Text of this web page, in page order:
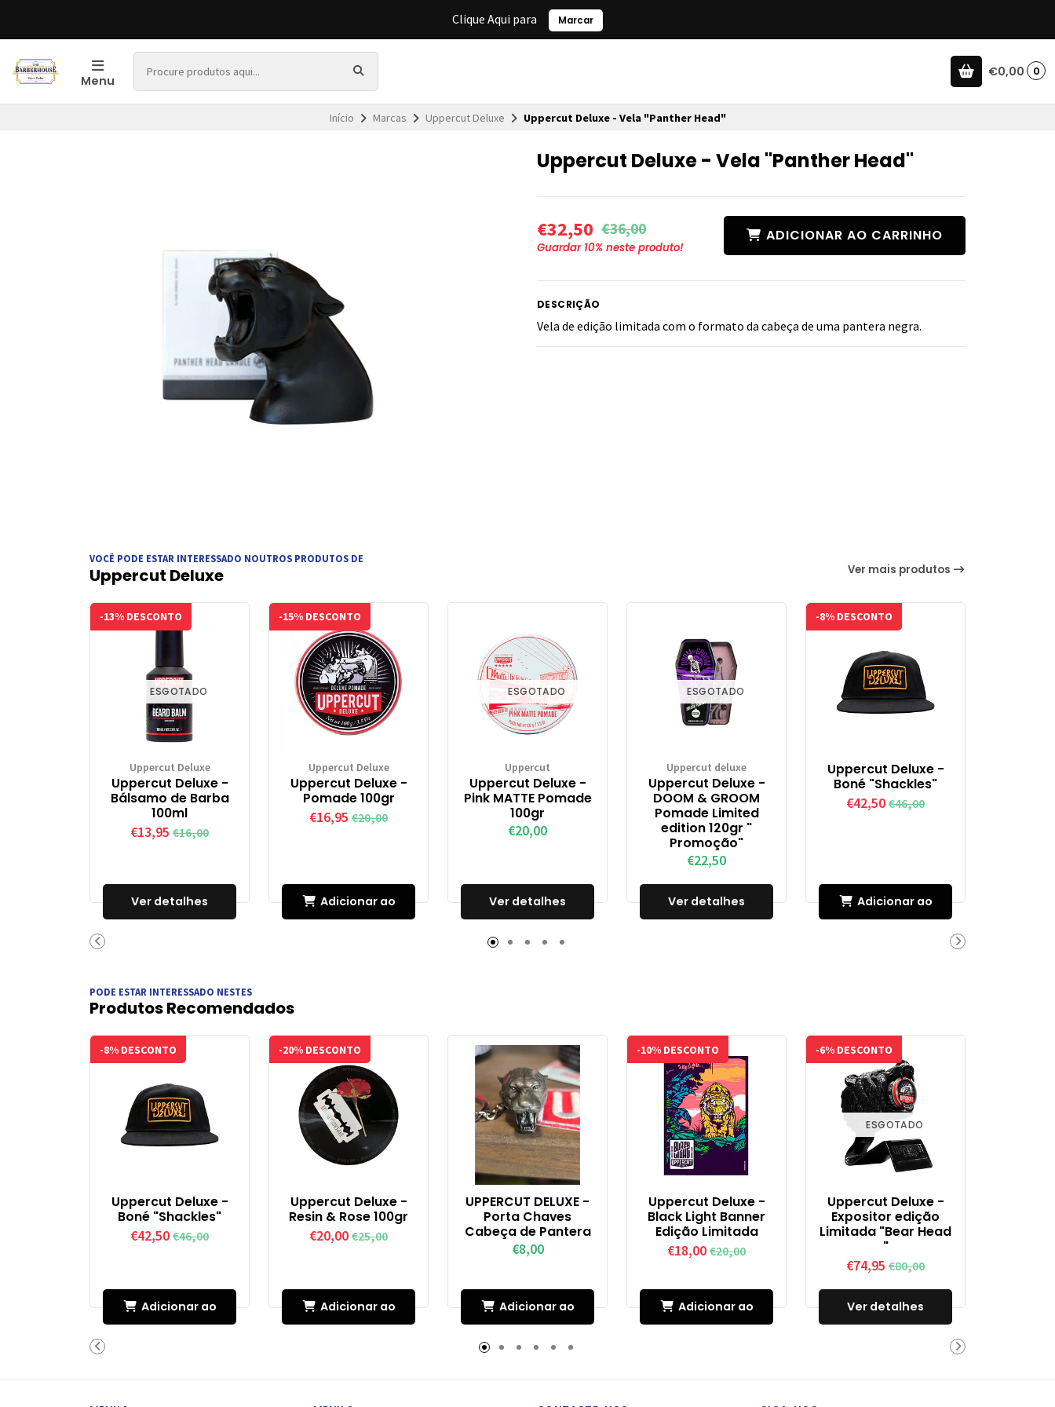
Clique Aqui para Marcar
Menu
€0,00 0
Início Marcas Uppercut Deluxe Uppercut Deluxe - Vela "Panther Head"
Uppercut Deluxe - Vela "Panther Head"
€32,50 €36,00
Guardar 10% neste produto!
ADICIONAR AO CARRINHO
DESCRIÇÃO
Vela de edição limitada com o formato da cabeça de uma pantera negra.
VOCÊ PODE ESTAR INTERESSADO NOUTROS PRODUTOS DE
Uppercut Deluxe Ver mais produtos
-13% DESCONTO
ESGOTADO
Uppercut Deluxe
Uppercut Deluxe -
Bálsamo de Barba
100ml
€13,95 €16,00
Ver detalhes
-15% DESCONTO
Uppercut Deluxe
Uppercut Deluxe -
Pomade 100gr
€16,95 €20,00
Adicionar ao
ESGOTADO
Uppercut
Uppercut Deluxe -
Pink MATTE Pomade
100gr
€20,00
Ver detalhes
ESGOTADO
Uppercut deluxe
Uppercut Deluxe -
DOOM & GROOM
Pomade Limited
edition 120gr "
Promoção"
€22,50
Ver detalhes
-8% DESCONTO
Uppercut Deluxe -
Boné "Shackles"
€42,50 €46,00
Adicionar ao
PODE ESTAR INTERESSADO NESTES
Produtos Recomendados
-8% DESCONTO
Uppercut Deluxe -
Boné "Shackles"
€42,50 €46,00
Adicionar ao
-20% DESCONTO
Uppercut Deluxe -
Resin & Rose 100gr
€20,00 €25,00
Adicionar ao
UPPERCUT DELUXE -
Porta Chaves
Cabeça de Pantera
€8,00
Adicionar ao
Carrinho
-10% DESCONTO
Uppercut Deluxe -
Black Light Banner
Edição Limitada
€18,00 €20,00
Adicionar ao
-6% DESCONTO
ESGOTADO
Uppercut Deluxe -
Expositor edição
Limitada "Bear Head
"
€74,95 €80,00
Ver detalhes